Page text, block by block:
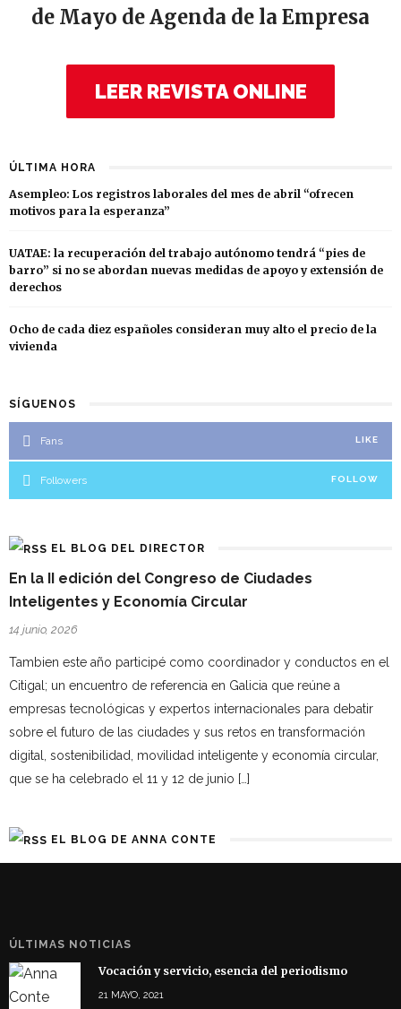
de Mayo de Agenda de la Empresa
LEER REVISTA ONLINE
ÚLTIMA HORA
Asempleo: Los registros laborales del mes de abril “ofrecen
motivos para la esperanza”
UATAE: la recuperación del trabajo autónomo tendrá “pies de
barro” si no se abordan nuevas medidas de apoyo y extensión de
derechos
Ocho de cada diez españoles consideran muy alto el precio de la
vivienda
SÍGUENOS
Fans LIKE
Followers FOLLOW
EL BLOG DEL DIRECTOR
En la II edición del Congreso de Ciudades
Inteligentes y Economía Circular
14 junio, 2026
Tambien este año participé como coordinador y conductos en el
Citigal; un encuentro de referencia en Galicia que reúne a
empresas tecnológicas y expertos internacionales para debatir
sobre el futuro de las ciudades y sus retos en transformación
digital, sostenibilidad, movilidad inteligente y economía circular,
que se ha celebrado el 11 y 12 de junio […]
EL BLOG DE ANNA CONTE
ÚLTIMAS NOTICIAS
Vocación y servicio, esencia del periodismo
21 MAYO, 2021